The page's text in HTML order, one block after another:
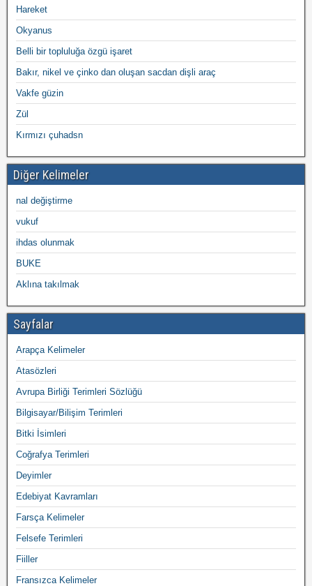
Hareket
Okyanus
Belli bir topluluğa özgü işaret
Bakır, nikel ve çinko dan oluşan sacdan dişli araç
Vakfe güzin
Zül
Kırmızı çuhadsn
Diğer Kelimeler
nal değiştirme
vukuf
ihdas olunmak
BUKE
Aklına takılmak
Sayfalar
Arapça Kelimeler
Atasözleri
Avrupa Birliği Terimleri Sözlüğü
Bilgisayar/Bilişim Terimleri
Bitki İsimleri
Coğrafya Terimleri
Deyimler
Edebiyat Kavramları
Farsça Kelimeler
Felsefe Terimleri
Fiiller
Fransızca Kelimeler